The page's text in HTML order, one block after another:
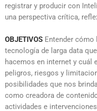
registrar y producir con
una perspectiva crítica,
OBJETIVOS Entender
tecnología de larga data
hacemos en internet y cuál
peligros, riesgos y
posibilidades que nos
como creadora de
actividades e